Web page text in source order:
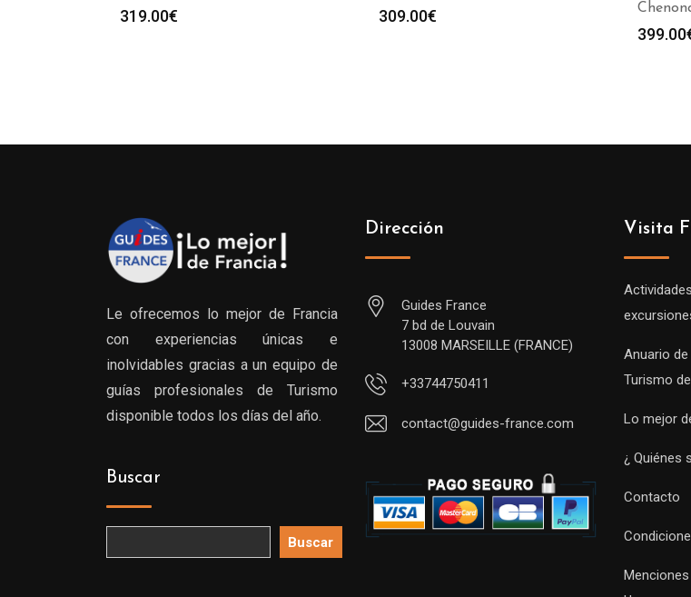
319.00€ 309.00€
399.00
Le ofrecemos lo mejor de Francia
con experiencias únicas e
inolvidables gracias a un equipo de
guías profesionales de Turismo
disponible todos los días del año.
Buscar
Buscar
Dirección
Guides France
7 bd de Louvain
13008 MARSEILLE (FRANCE)
+33744750411
contact@guides-france.com
Visita
Anuario
Turismo
Lo mejor
¿ Quiénes
Contacto